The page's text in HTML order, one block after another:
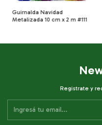
Guirnalda Navidad
Metalizada 10 cm x 2 m #111
Registrate y